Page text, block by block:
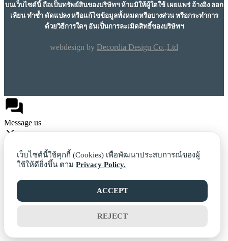
บนเว็บไซด์นี้ ถือเป็นทรัพย์สินของบริษัทฯ ห้ามมิให้ผู้ใดใช้ เผยแพร่ อ้างอิง ลอก
เลียน ทำซ้ำ ดัดแปลง หรือแก้ไขข้อมูลทั้งหมดหรือบางส่วน หรือกระทำการ
ด้วยวิธีการใดๆ อันเป็นการละเมิดสิทธิ์ของบริษัทฯ
webdesign by Decordia Design Co.,Ltd
Message us
เว็บไซต์นี้ใช้คุกกี้ (Cookies) เพื่อพัฒนาประสบการณ์ของผู้
ใช้ให้ดียิ่งขึ้น ตาม Privacy Policy.
ACCEPT
REJECT